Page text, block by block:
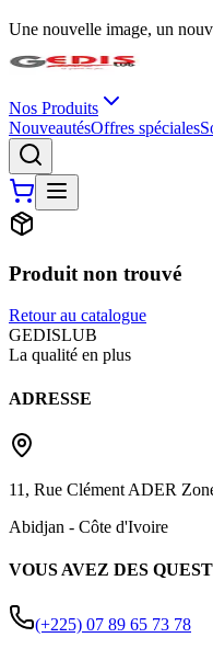
Une nouvelle image, un
Nos Produits
NouveautésOffres spéciales
Produit non trouvé
Retour au catalogue
GEDISLUB
La qualité en plus
ADRESSE
11, Rue Clément ADER
Abidjan - Côte d'Ivoire
VOUS AVEZ DES
(+225) 07 89 65 73 78